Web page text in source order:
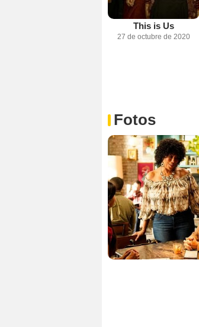
This is Us
27 de octubre de 2020
Fotos